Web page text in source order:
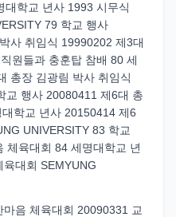
대학교 년사 1993 시무식
79 학교 행사
사 취임식 19990202 제3대
원들과 충훈탑 참배 80 세
총장 김광림 박사 취임식
교 행사 20080411 제6대 총
학교 년사 20150414 제6
UNIVERSITY 83 학교
체육대회 84 세명대학교 년
대회 SEMYUNG
음 체육대회 20090331 교